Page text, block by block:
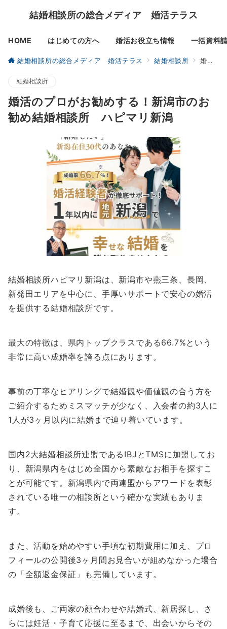
結婚相談所の総合メディア 婚活テラス
HOME はじめての方へ 婚活お役立ち情報 一括資料
結婚相談所の総合メディア 婚活テラス 結婚相談所 婚活のプロがお勧めする！新潟市のお勧め結婚相談所 ハピマリ新潟
結婚相談所
婚活のプロがお勧めする！新潟市のお
勧め結婚相談所 ハピマリ新潟
結婚相談所ハピマリ新潟は、新潟市や燕三条、長岡、
新発田エリアを中心に、手厚いサポートで安心の婚活
を提供する結婚相談所です。
最大の特徴は、県内トップクラスである66.7%という
非常に高い成婚率を誇る点にあります。
事前の丁寧なヒアリングで結婚観や価値観の合う方を
ご紹介するためミスマッチが少なく、入会者の約3人に
1人が3ヶ月以内に結婚まで辿り着いています。
国内2大結婚相談所連盟であるIBJとTMSに加盟してお
り、新潟県内をはじめ全国から素敵なお相手を探すこ
とが可能です。新潟県内で両連盟からアワードを表彰
されている唯一の相談所という確かな実績もありま
す。
また、活動を始めやすい手頃な初期費用に加え、プロ
フィールの公開後3ヶ月間お見合いが組めなかった場合
の「全額返金保証」も完備しています。
成婚後も、ご両家の顔合わせや結婚式、新居探し、さ
らには妊活・子育て応援に至るまで、出会いからその